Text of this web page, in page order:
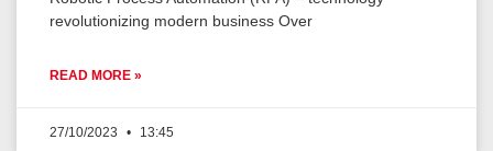
revolutionizing modern business Over
READ MORE »
27/10/2023 13:45